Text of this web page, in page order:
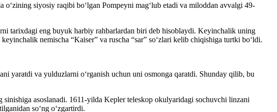
siyosiy raqibi boʻlgan Pompeyni magʻlub etadi va miloddan avvalgi 49-
tarixdagi eng buyuk harbiy rahbarlardan biri deb hisoblaydi. Keyinchalik uning
nemischa “Kaiser” va ruscha “sar” soʻzlari kelib chiqishiga turtki boʻldi.
yaratdi va yulduzlarni oʻrganish uchun uni osmonga qaratdi. Shunday qilib, bu
asoslanadi. 1611-yilda Kepler teleskop okulyaridagi sochuvchi linzani
soʻng oʻzgartirdi.